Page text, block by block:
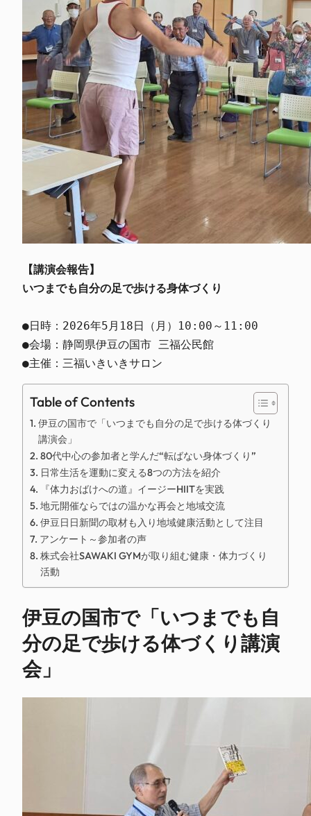
いつまでも自分の足で歩ける身体づくり
●日時：2026年5月18日（月）10:00～11:00
●会場：静岡県伊豆の国市 三福公民館
●主催：三福いきいきサロン
Table of Contents
伊豆の国市で「いつまでも自分の足で歩ける体づくり
講演会」
80代中心の参加者と学んだ“転ばない身体づくり”
日常生活を運動に変える8つの方法を紹介
『体力おばけへの道』イージーHIITを実践
地元開催ならではの温かな再会と地域交流
伊豆日日新聞の取材も入り地域健康活動として注目
アンケート～参加者の声
株式会社SAWAKI GYMが取り組む健康・体力づくり
活動
伊豆の国市で「いつまでも自
分の足で歩ける体づくり講演
会」